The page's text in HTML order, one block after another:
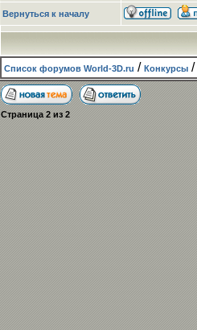
Вернуться к началу
Список форумов World-3D.ru / Конкурсы /
Страница 2 из 2